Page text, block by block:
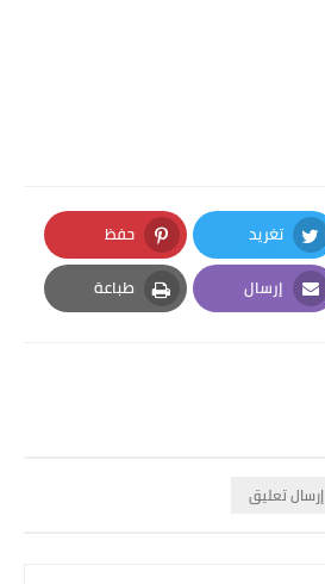
تغريد
Twitter
حفظ
Pinterest
إرسال
Email
طباعة
Print
إرسال تعليق